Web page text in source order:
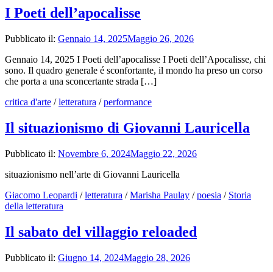
I Poeti dell’apocalisse
Pubblicato il: Gennaio 14, 2025Maggio 26, 2026
Gennaio 14, 2025 I Poeti dell’apocalisse I Poeti dell’Apocalisse, chi
sono. Il quadro generale é sconfortante, il mondo ha preso un corso
che porta a una sconcertante strada […]
critica d'arte /letteratura /performance
Il situazionismo di Giovanni Lauricella
Pubblicato il: Novembre 6, 2024Maggio 22, 2026
situazionismo nell’arte di Giovanni Lauricella
Giacomo Leopardi /letteratura /Marisha Paulay /poesia / Storia
della letteratura
Il sabato del villaggio reloaded
Pubblicato il: Giugno 14, 2024Maggio 28, 2026